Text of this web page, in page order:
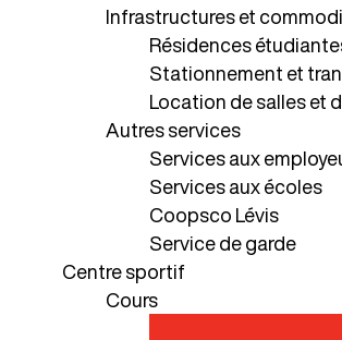
Infrastructures et
Résidences
Stationnement et
Location de salles et
Autres services
Services aux
Services aux écoles
Coopsco Lévis
Service de garde
Centre sportif
Cours